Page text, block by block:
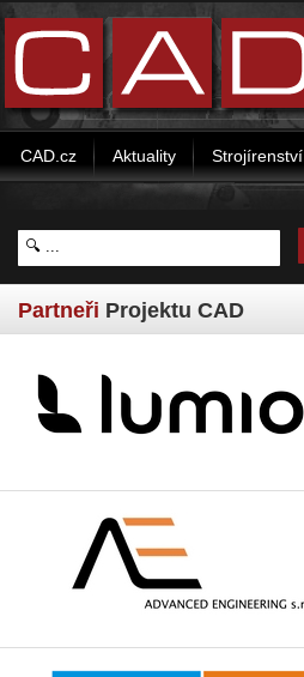
CAD.cz Aktuality Strojírenství
Partneři Projektu CAD